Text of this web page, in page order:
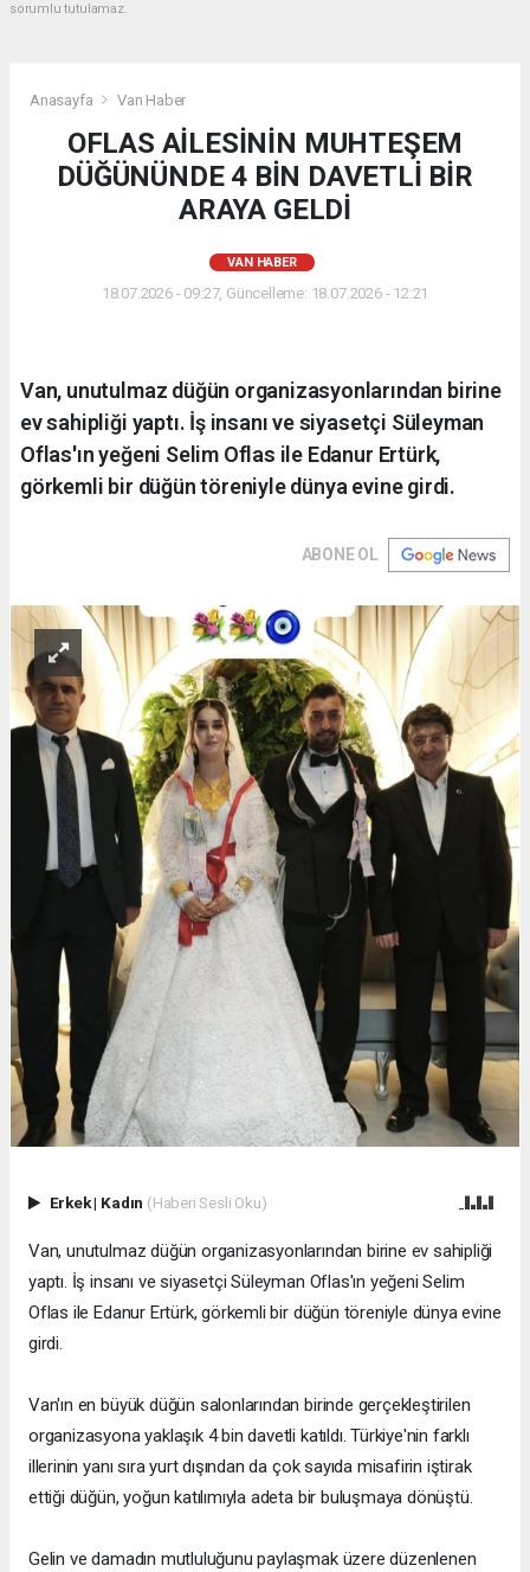
sorumlu tutulamaz.
Anasayfa Van Haber
OFLAS AİLESİNİN MUHTEŞEM
DÜĞÜNÜNDE 4 BİN DAVETLİ BİR
ARAYA GELDİ
VAN HABER
18.07.2026 - 09:27, Güncelleme: 18.07.2026 - 12:21
Van, unutulmaz düğün organizasyonlarından birine
ev sahipliği yaptı. İş insanı ve siyasetçi Süleyman
Oflas'ın yeğeni Selim Oflas ile Edanur Ertürk,
görkemli bir düğün töreniyle dünya evine girdi.
ABONE OL
Erkek| Kadın (Haberi Sesli Oku)
Van, unutulmaz düğün organizasyonlarından birine ev sahipliği
yaptı. İş insanı ve siyasetçi Süleyman Oflas'ın yeğeni Selim
Oflas ile Edanur Ertürk, görkemli bir düğün töreniyle dünya evine
girdi.
Van'ın en büyük düğün salonlarından birinde gerçekleştirilen
organizasyona yaklaşık 4 bin davetli katıldı. Türkiye'nin farklı
illerinin yanı sıra yurt dışından da çok sayıda misafirin iştirak
ettiği düğün, yoğun katılımıyla adeta bir buluşmaya dönüştü.
Gelin ve damadın mutluluğunu paylaşmak üzere düzenlenen